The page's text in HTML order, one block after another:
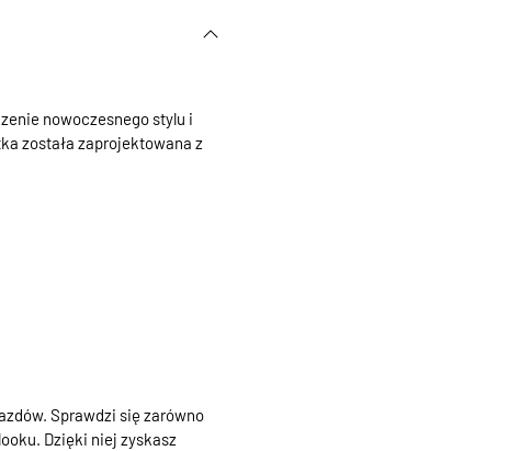
nowoczesnego stylu i
została zaprojektowana z
Sprawdzi się zarówno
Dzięki niej zyskasz